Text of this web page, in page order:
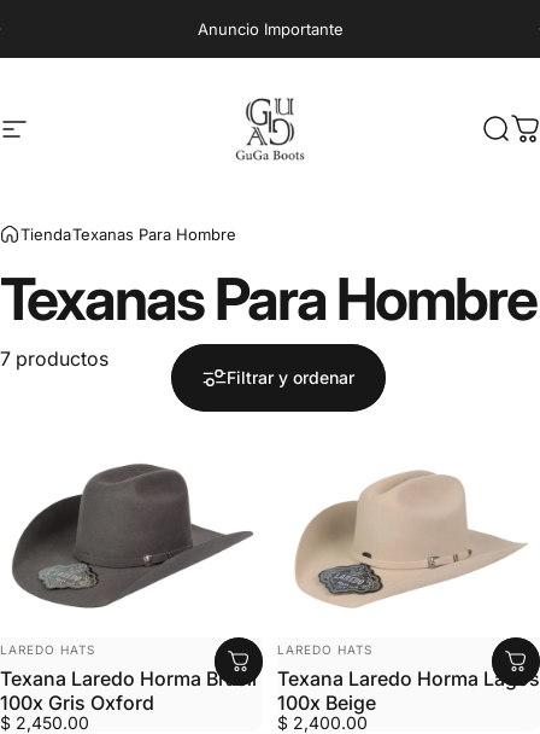
Anuncio Importante
Navegación Guga Boots
TiendaTexanas Para Hombre
TexanasParaHombre
Filtrar y ordenar
7 productos
MARCA:
LAREDO HATS
Texana Laredo Horma Brasil
100x Gris Oxford
$ 2,450.00
MARCA:
LAREDO HATS
Texana Laredo Horma Lagos
100x Beige
$ 2,400.00